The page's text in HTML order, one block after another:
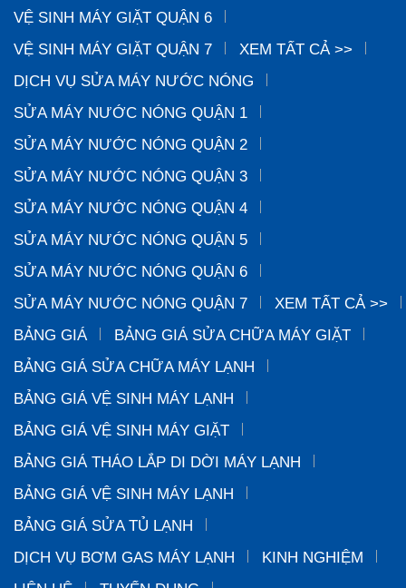
VỆ SINH MÁY GIẶT QUẬN 6
VỆ SINH MÁY GIẶT QUẬN 7
XEM TẤT CẢ >>
DỊCH VỤ SỬA MÁY NƯỚC NÓNG
SỬA MÁY NƯỚC NÓNG QUẬN 1
SỬA MÁY NƯỚC NÓNG QUẬN 2
SỬA MÁY NƯỚC NÓNG QUẬN 3
SỬA MÁY NƯỚC NÓNG QUẬN 4
SỬA MÁY NƯỚC NÓNG QUẬN 5
SỬA MÁY NƯỚC NÓNG QUẬN 6
SỬA MÁY NƯỚC NÓNG QUẬN 7
XEM TẤT CẢ >>
BẢNG GIÁ
BẢNG GIÁ SỬA CHỮA MÁY GIẶT
BẢNG GIÁ SỬA CHỮA MÁY LẠNH
BẢNG GIÁ VỆ SINH MÁY LẠNH
BẢNG GIÁ VỆ SINH MÁY GIẶT
BẢNG GIÁ THÁO LẮP DI DỜI MÁY LẠNH
BẢNG GIÁ VỆ SINH MÁY LẠNH
BẢNG GIÁ SỬA TỦ LẠNH
DỊCH VỤ BƠM GAS MÁY LẠNH
KINH NGHIỆM